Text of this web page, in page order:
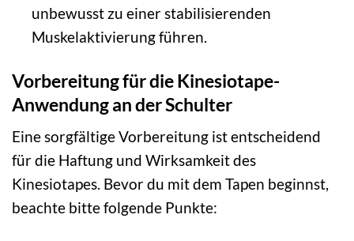
unbewusst zu einer stabilisierenden
Muskelaktivierung führen.
Vorbereitung für die Kinesiotape-
Anwendung an der Schulter
Eine sorgfältige Vorbereitung ist entscheidend
für die Haftung und Wirksamkeit des
Kinesiotapes. Bevor du mit dem Tapen beginnst,
beachte bitte folgende Punkte: